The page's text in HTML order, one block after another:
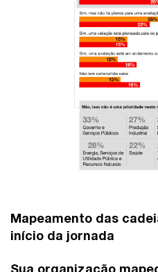
Mapeamento das
início da jornada
Sua organização